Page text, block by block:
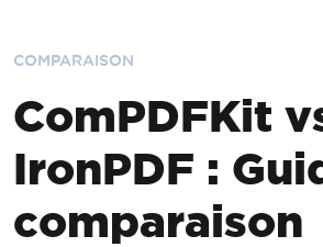
COMPARAISON
ComPDFKit
IronPDF :
comparaison